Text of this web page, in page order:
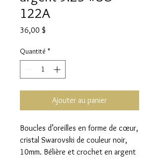
122A
36,00 $
Quantité *
Ajouter au panier
Boucles d’oreilles en forme de cœur,
cristal Swarovski de couleur noir,
10mm. Bélière et crochet en argent